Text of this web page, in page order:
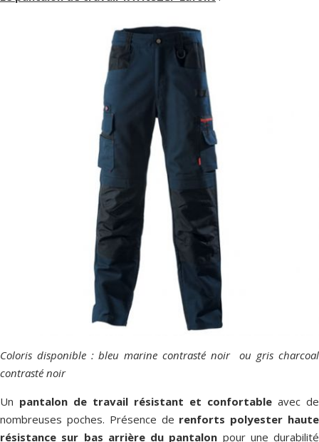
Coloris disponible : bleu marine contrasté noir ou gris charcoal
contrasté noir
Un pantalon de travail résistant et confortable avec de
nombreuses poches. Présence de renforts polyester haute
résistance sur bas arrière du pantalon pour une durabilité